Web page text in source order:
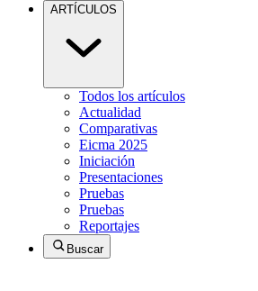
ARTÍCULOS
Todos los artículos
Actualidad
Comparativas
Eicma 2025
Iniciación
Presentaciones
Pruebas
Pruebas
Reportajes
Buscar